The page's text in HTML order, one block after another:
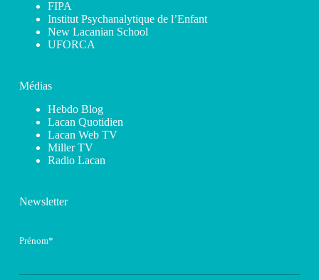
FIPA
Institut Psychanalytique de l’Enfant
New Lacanian School
UFORCA
Médias
Hebdo Blog
Lacan Quotidien
Lacan Web TV
Miller TV
Radio Lacan
Newsletter
Prénom*